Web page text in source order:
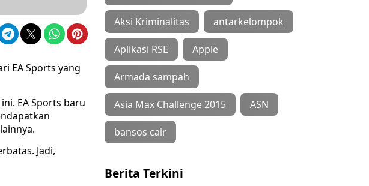
EA Sports yang
EA Sports baru
Jadi,
Aksi Kriminalitas antarkelompok
Aplikasi RSE Apple
Armada sampah
Asia Max Challenge 2015 ASN
bansos cair
Berita Terkini